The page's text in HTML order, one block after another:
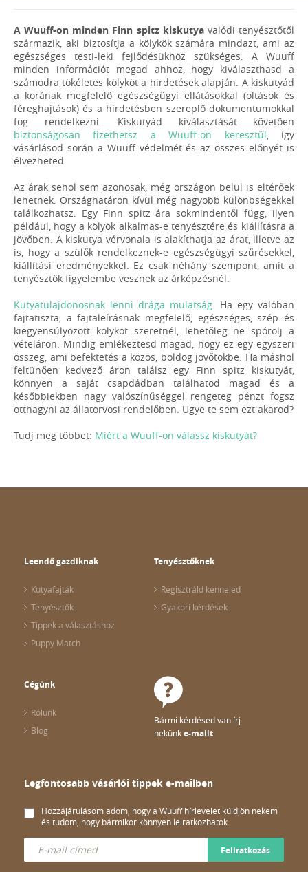
A Wuuff-on minden Finn spitz kiskutyavalódi tenyésztőtől
származik, aki biztosítja a kölykök számára mindazt, ami az
egészséges testi-leki fejlődésükhöz szükséges. A Wuuff
minden információt megad ahhoz, hogy kiválaszthasd a
számodra tökéletes kölyköt a hirdetések alapján. A kiskutyád
a korának megfelelő egészségügyi ellátásokkal (oltások és
féreghajtások) és a hirdetésben szereplő dokumentumokkal
fog rendelkezni. Kiskutyád kiválasztását követően
biztonságosan fizethetsz a Wuuff-on keresztül , így
vásárlásod során a Wuuff védelmét és az összes előnyét is
élvezheted.
Az árak sehol sem azonosak, még országon belül is eltérőek
lehetnek. Országhatáron kívül még nagyobb különbségekkel
találkozhatsz. Egy Finn spitz ára sokmindentől függ, ilyen
például, hogy a kölyök alkalmas-e tenyésztére és kiállításra a
jövőben. A kiskutya vérvonala is alakíthatja az árat, illetve az
is, hogy a szülők rendelkeznek-e egészségügyi szűrésekkel,
kiállítási eredményekkel. Ez csak néhány szempont, amit a
tenyésztők figyelembe vesznek az árképzésnél.
Kutyatulajdonosnak lenni drága mulatság . Ha egy valóban
fajtatiszta, a fajtaleírásnak megfelelő, egészséges, szép és
kiegyensúlyozott kölyköt szeretnél, lehetőleg ne spórolj a
vételáron. Mindig emlékeztesd magad, hogy ez egy egyszeri
összeg, ami befektetés a közös, boldog jövőtökbe. Ha máshol
feltünően kedvező áron találsz egy Finn spitz kiskutyát,
könnyen a saját csapdádban találhatod magad és a
későbbiekben nagy valószínűséggel rengeteg pénzt fogsz
otthagyni az állatorvosi rendelőben. Ugye te sem ezt akarod?
Tudj meg többet: Miért a Wuuff-on válassz kiskutyát?
Leendő gazdiknak
Kutyafajták
Tenyésztők
Tippek a választáshoz
Puppy Match
Tenyésztőknek
Regisztráld kenneled
Gyakori kérdések
Cégünk
Rólunk
Blog
Bármi kérdésed van írj
nekünke-mailt
Legfontosabb vásárlói tippek e-mailben
Hozzájárulásom adom, hogy a Wuuff hírlevelet küldjön nekem
és tudom, hogy bármikor könnyen leiratkozhatok.
Feliratkozás